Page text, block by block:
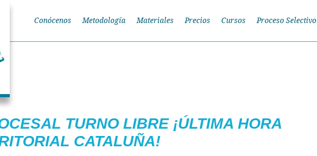
Conócenos Metodología Materiales Precios Cursos Proceso Selectivo
TURNO LIBRE ¡ÚLTIMA HORA
CATALUÑA!